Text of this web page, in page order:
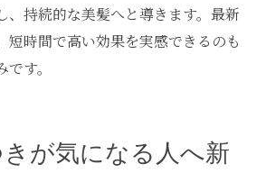
、持続的な美髪へと導きます。最新
短時間で高い効果を実感できるのも
す。
が気になる人へ新